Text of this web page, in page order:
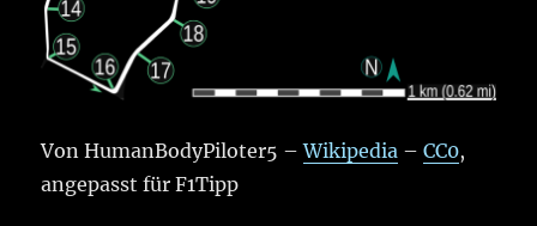
Von HumanBodyPiloter5 –Wikipedia –CC0,
angepasst für F1Tipp